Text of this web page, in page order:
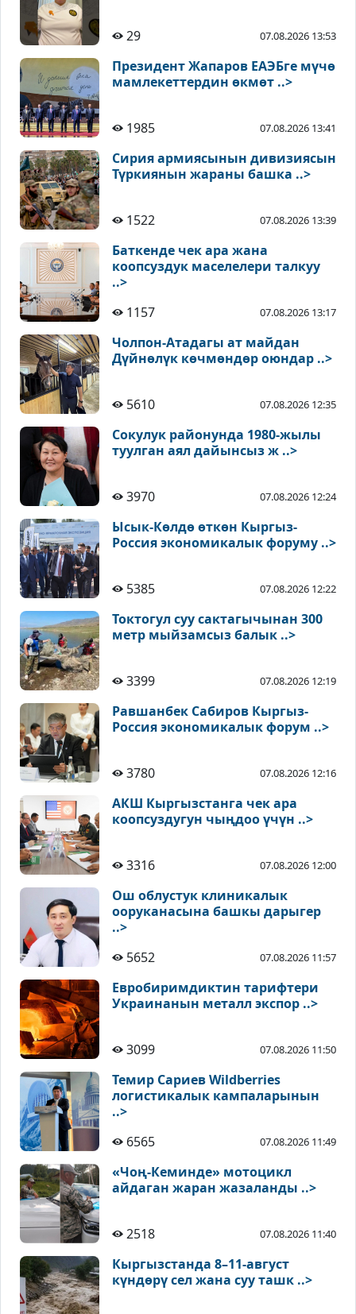
29 07.08.2026 13:53
Президент Жапаров ЕАЭБге мүчө
мамлекеттердин өкмөт ..>
1985 07.08.2026 13:41
Сирия армиясынын дивизиясын
Түркиянын жараны башка ..>
1522 07.08.2026 13:39
Баткенде чек ара жана
коопсуздук маселелери талкуу
..>
1157
07.08.2026 13:17
Чолпон-Атадагы ат майдан
Дүйнөлүк көчмөндөр оюндар ..>
5610 07.08.2026 12:35
Сокулук районунда 1980-жылы
туулган аял дайынсыз ж ..>
3970 07.08.2026 12:24
Ысык-Көлдө өткөн Кыргыз-
Россия экономикалык форуму ..>
5385 07.08.2026 12:22
Токтогул суу сактагычынан 300
метр мыйзамсыз балык ..>
3399 07.08.2026 12:19
Равшанбек Сабиров Кыргыз-
Россия экономикалык форум ..>
3780 07.08.2026 12:16
АКШ Кыргызстанга чек ара
коопсуздугун чыңдоо үчүн ..>
3316 07.08.2026 12:00
Ош облустук клиникалык
ооруканасына башкы дарыгер
..>
5652
07.08.2026 11:57
Евробиримдиктин тарифтери
Украинанын металл экспор ..>
3099 07.08.2026 11:50
Темир Сариев Wildberries
логистикалык кампаларынын
..>
6565
07.08.2026 11:49
«Чоң-Кеминде» мотоцикл
айдаган жаран жазаланды ..>
2518 07.08.2026 11:40
Кыргызстанда 8–11-август
күндөрү сел жана суу ташк ..>